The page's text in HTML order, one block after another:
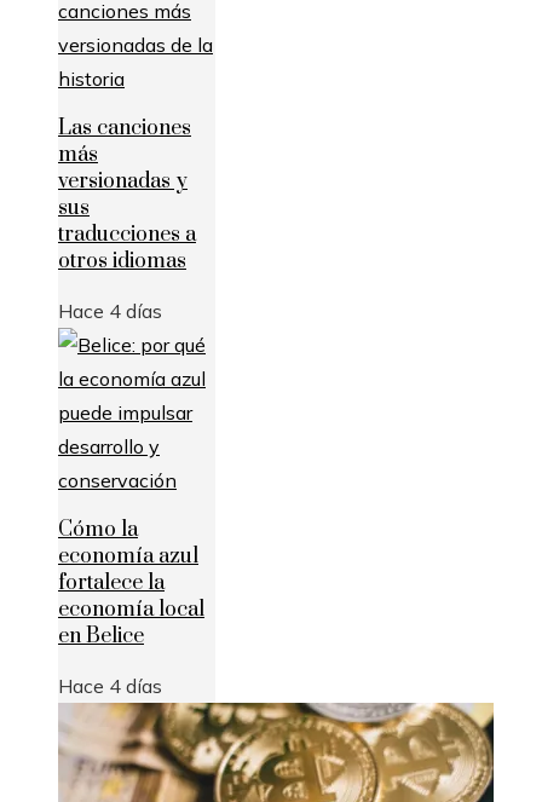
Las canciones
más
versionadas y
sus
traducciones a
otros idiomas
Hace 4 días
Cómo la
economía azul
fortalece la
economía local
en Belice
Hace 4 días